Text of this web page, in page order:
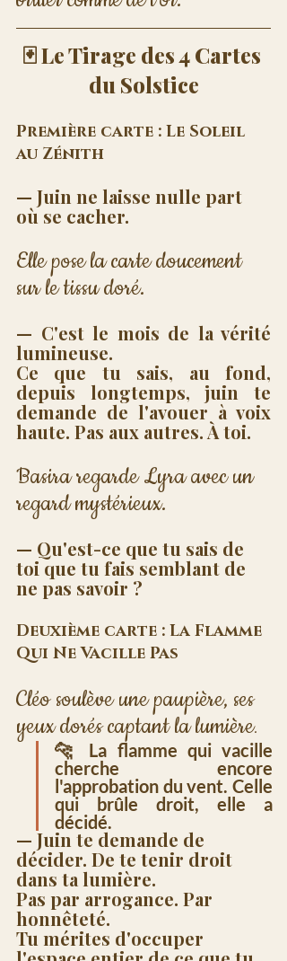
🃏 Le Tirage des 4 Cartes
du Solstice
Première carte : Le Soleil
au Zénith
— Juin ne laisse nulle part
où se cacher.
Elle pose la carte doucement
sur le tissu doré.
— C'est le mois de la vérité
lumineuse.
Ce que tu sais, au fond,
depuis longtemps, juin te
demande de l'avouer à voix
haute. Pas aux autres. À toi.
Basira regarde Lyra avec un
regard mystérieux.
— Qu'est-ce que tu sais de
toi que tu fais semblant de
ne pas savoir ?
Deuxième carte : La Flamme
Qui Ne Vacille Pas
Cléo soulève une paupière, ses
yeux dorés captant la lumière.
🐆 La flamme qui vacille
cherche encore
l'approbation du vent. Celle
qui brûle droit, elle a
décidé.
— Juin te demande de
décider. De te tenir droit
dans ta lumière.
Pas par arrogance. Par
honnêteté.
Tu mérites d'occuper